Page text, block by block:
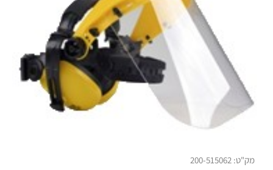
מק"ט: 200-515062